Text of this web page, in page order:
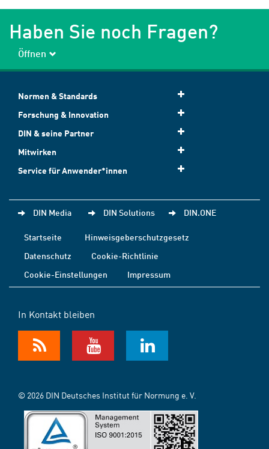
Haben Sie noch Fragen?
Öffnen
Normen & Standards
Forschung & Innovation
DIN & seine Partner
Mitwirken
Service für Anwender*innen
DIN Media DIN Solutions DIN.ONE
Startseite
Hinweisgeberschutzgesetz
Datenschutz
Cookie-Richtlinie
Cookie-Einstellungen
Impressum
In Kontakt bleiben
© 2026 DIN Deutsches Institut für Normung e. V.